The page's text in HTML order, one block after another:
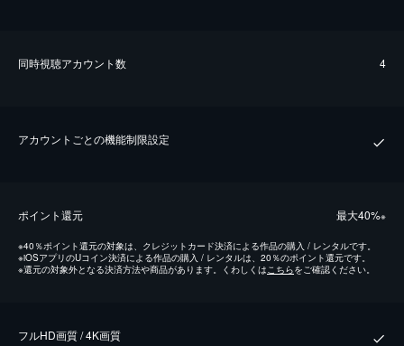
同時視聴アカウント数 4
アカウントごとの機能制限設定
ポイント還元 最⼤40%※
※40％ポイント還元の対象は、クレジットカード決済による作品の購入 / レンタルです。
※iOSアプリのUコイン決済による作品の購入 / レンタルは、20％のポイント還元です。
※還元の対象外となる決済方法や商品があります。くわしくは こちらをご確認ください。
フルHD画質 / 4K画質